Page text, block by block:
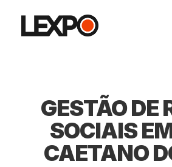
GESTÃO DE
SOCIAIS
CAETANO